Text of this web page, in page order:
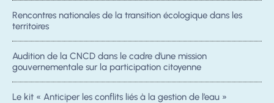
Rencontres nationales de la transition écologique dans les
territoires
Audition de la CNCD dans le cadre d’une mission
gouvernementale sur la participation citoyenne
Le kit « Anticiper les conflits liés à la gestion de l’eau »